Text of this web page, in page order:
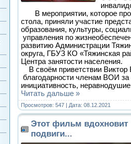
В мероприятии, которое
стола, приняли участие
образования, культуры,
управления по
развитию Администрации
округа, ГБУЗ КО «Тяжинская
Центра занятости населения.
В своём приветствии
благодарности членам ВОИ за
инициативность,
Читать дальше »
Просмотров: 547 | Дата: 08.12.2021
Этот фильм
подвиги...